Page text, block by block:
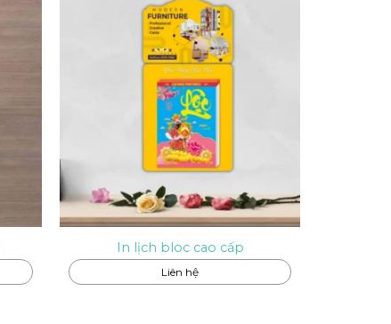
In lịch bloc cao cấp
Liên hệ